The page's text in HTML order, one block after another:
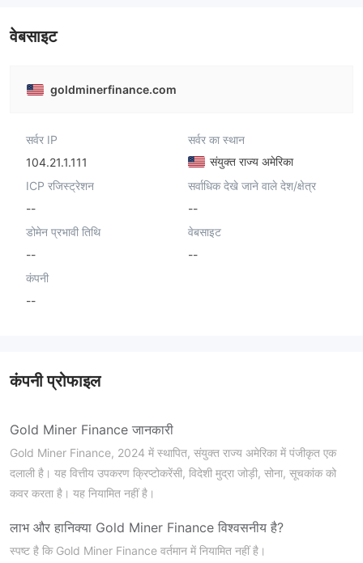
वेबसाइट
goldminerfinance.com
सर्वर IP
104.21.1.111
सर्वर का स्थान
संयुक्त राज्य अमेरिका
ICP रजिस्ट्रेशन
--
सर्वाधिक देखे जाने वाले देश/क्षेत्र
--
डोमेन प्रभावी तिथि
--
वेबसाइट
--
कंपनी
--
कंपनी प्रोफाइल
Gold Miner Finance जानकारी
Gold Miner Finance, 2024 में स्थापित, संयुक्त राज्य अमेरिका में पंजीकृत एक
दलाली है। यह वित्तीय उपकरण क्रिप्टोकरेंसी, विदेशी मुद्रा जोड़ी, सोना, सूचकांक को
कवर करता है। यह नियामित नहीं है।
लाभ और हानिक्या Gold Miner Finance विश्वसनीय है?
स्पष्ट है कि Gold Miner Finance वर्तमान में नियामित नहीं है।